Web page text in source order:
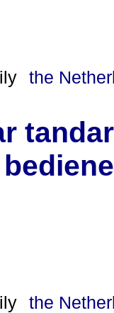
the
the